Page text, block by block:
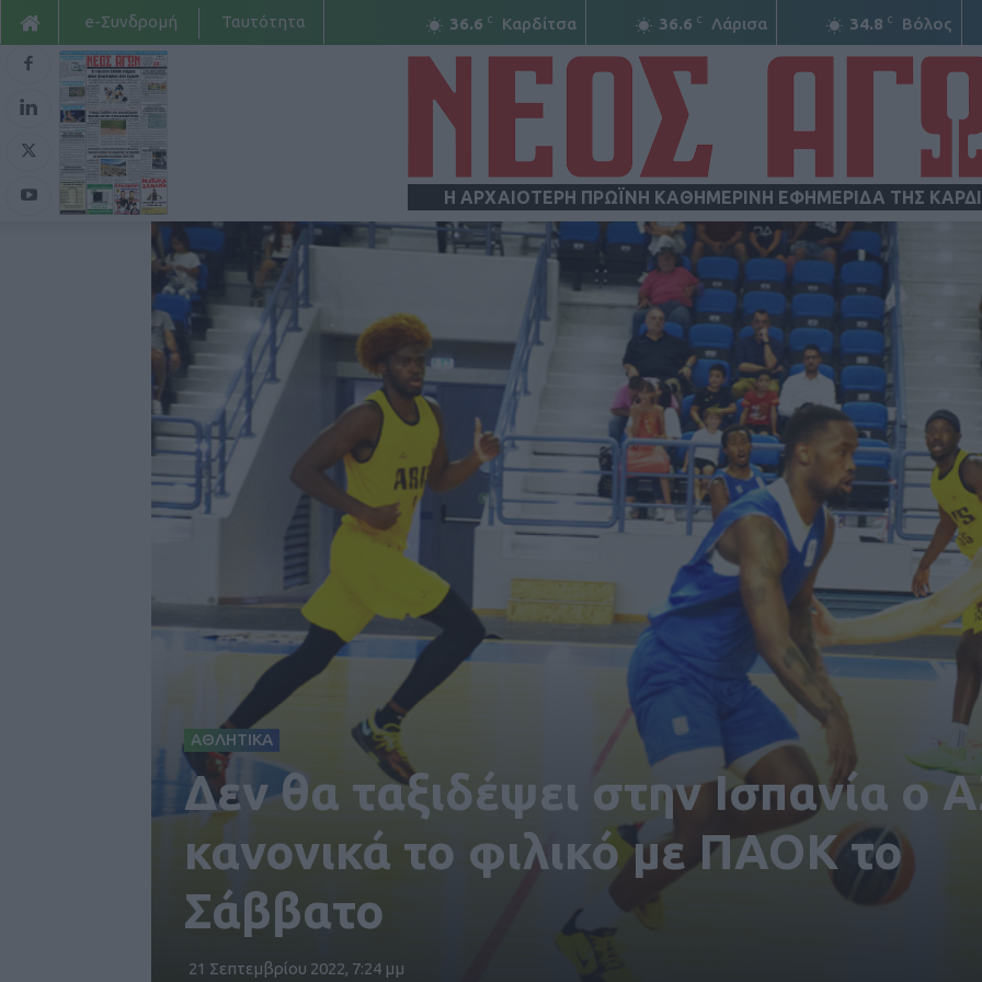
36.6 C Καρδίτσα 36.6 C Λάρισα 34.8 C Βόλος
e-Συνδρομή Ταυτότητα
Η ΑΡΧΑΙΟΤΕΡΗ ΠΡΩΪΝΗ ΚΑΘΗΜΕΡΙΝΗ ΕΦΗΜΕΡΙΔΑ ΤΗΣ
ΝΕΟΣ
ΑΓΩΝ
ΑΘΛΗΤΙΚΑ
Δεν θα ταξιδέψει στην Ισπανία ο
κανονικά το φιλικό με ΠΑΟΚ το
Σάββατο
21 Σεπτεμβρίου 2022, 7:24 μμ